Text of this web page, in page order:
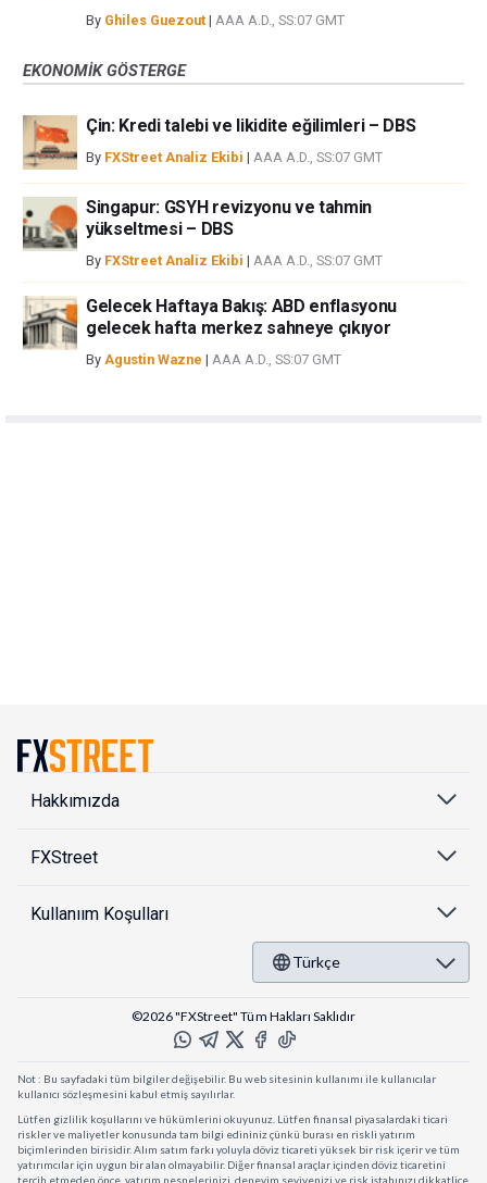
By Ghiles Guezout | AAA A.D., SS:07 GMT
EKONOMIK GÖSTERGE
Çin: Kredi talebi ve likidite eğilimleri – DBS
By FXStreet Analiz Ekibi | AAA A.D., SS:07 GMT
Singapur: GSYH revizyonu ve tahmin
yükseltmesi – DBS
By FXStreet Analiz Ekibi | AAA A.D., SS:07 GMT
Gelecek Haftaya Bakış: ABD enflasyonu
gelecek hafta merkez sahneye çıkıyor
By Agustin Wazne | AAA A.D., SS:07 GMT
Hakkımızda
FXStreet
Kullanıım Koşulları
Türkçe
©2026 "FXStreet" Tüm Hakları Saklıdır
Not : Bu sayfadaki tüm bilgiler değişebilir. Bu web sitesinin kullanımı ile kullanıcılar
kullanıcı sözleşmesini kabul etmiş sayılırlar.
Lütfen gizlilik koşullarını ve hükümlerini okuyunuz. Lütfen finansal piyasalardaki ticari
riskler ve maliyetler konusunda tam bilgi edininiz çünkü burası en riskli yatırım
biçimlerinden birisidir. Alım satım farkı yoluyla döviz ticareti yüksek bir risk içerir ve tüm
yatırımcılar için uygun bir alan olmayabilir. Diğer finansal araçlar içinden döviz ticaretini
tercih etmeden önce, yatırım nesnelerinizi, deneyim seviyenizi ve risk iştahınızı dikkatlice